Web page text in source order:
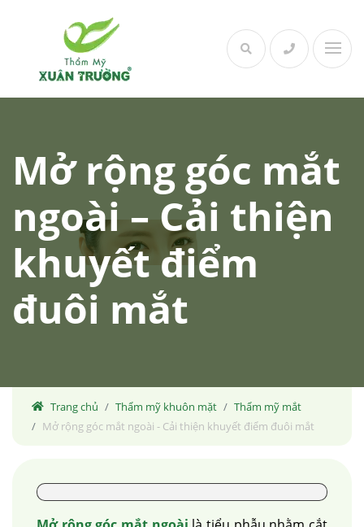
Mở rộng góc mắt
ngoài – Cải thiện
khuyết điểm
đuôi mắt
Trang chủ Thẩm mỹ khuôn mặt
Thẩm mỹ mắt
Mở rộng góc mắt ngoài - Cải thiện khuyết điểm đuôi mắt